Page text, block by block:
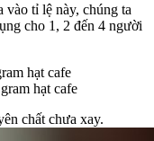
tỉ lệ này, chúng ta
cho 1, 2 đến 4 người
hạt cafe
hạt cafe
chất chưa xay.